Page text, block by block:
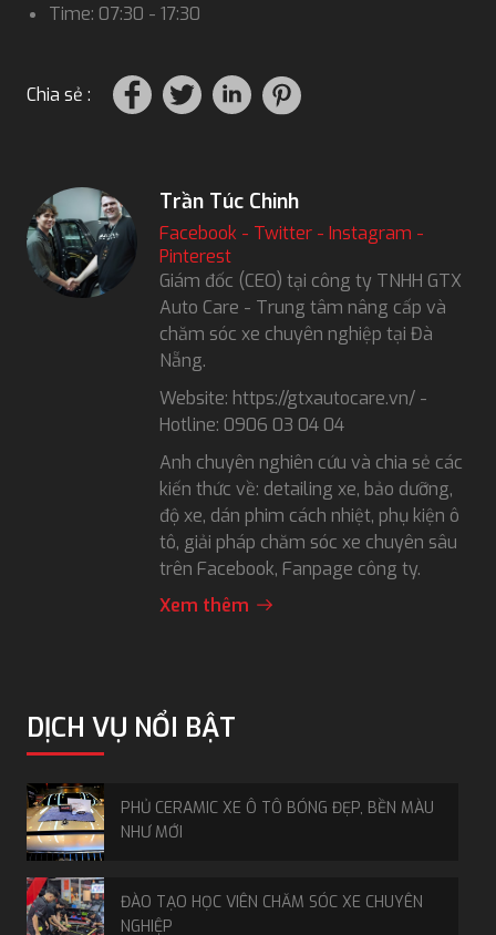
Time: 07:30 - 17:30
Chia sẻ :
Trần Túc Chinh
Facebook - Twitter - Instagram -
Pinterest
Giám đốc (CEO) tại công ty TNHH GTX
Auto Care - Trung tâm nâng cấp và
chăm sóc xe chuyên nghiệp tại Đà
Nẵng.
Website: https://gtxautocare.vn/ -
Hotline: 0906 03 04 04
Anh chuyên nghiên cứu và chia sẻ các
kiến thức về: detailing xe, bảo dưỡng,
độ xe, dán phim cách nhiệt, phụ kiện ô
tô, giải pháp chăm sóc xe chuyên sâu
trên Facebook, Fanpage công ty.
Xem thêm
DỊCH VỤ NỔI BẬT
PHỦ CERAMIC XE Ô TÔ BÓNG ĐẸP, BỀN MÀU
NHƯ MỚI
ĐÀO TẠO HỌC VIÊN CHĂM SÓC XE CHUYÊN
NGHIỆP